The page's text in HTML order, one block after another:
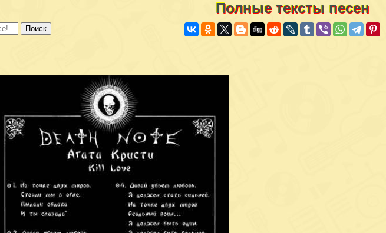
Полные тексты песен